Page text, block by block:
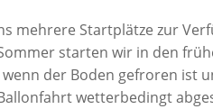
mehrere Startplätze zur
starten wir in den
der Boden gefroren ist
wetterbedingt